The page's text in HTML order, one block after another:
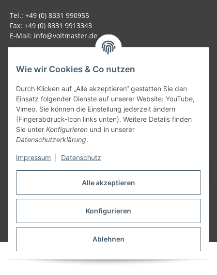
Alle akzeptieren
Konfigurieren
Ablehnen
Wie wir Cookies & Co nutzen
Durch Klicken auf „Alle akzeptieren“ gestatten Sie den
Einsatz folgender Dienste auf unserer Website: YouTube,
Vimeo. Sie können die Einstellung jederzeit ändern
(Fingerabdruck-Icon links unten). Weitere Details finden
Sie unter Konfigurieren und in unserer
Datenschutzerklärung.
Impressum Datenschutz
Tel.: +49 (0) 8331 990955
Fax: +49 (0) 8331 9913343
E-Mail: info@voltmaster.de
Allgemein
Teil unseres Netzwerks:
SmoliTec - Safety. Simplified. Worldwide. ( B2B Shop )
Vertrag widerrufen
* Alle Preise inkl. gesetzlicher USt., zzgl.Versand
© voltmaster.de
Powered byJTL-Shop